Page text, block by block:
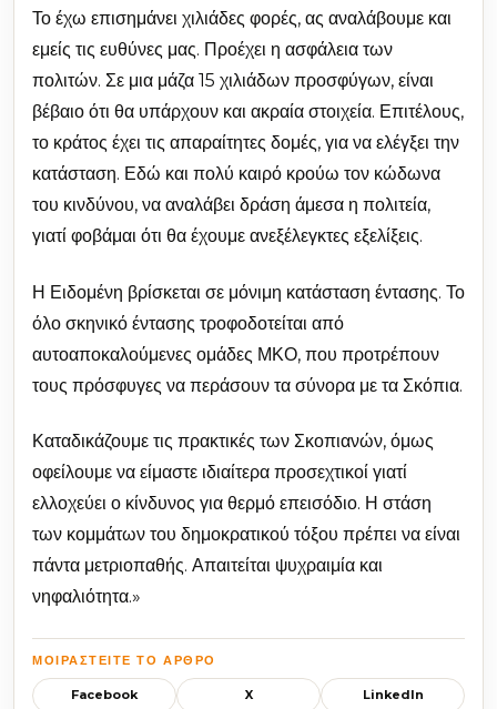
Το έχω επισημάνει χιλιάδες φορές, ας αναλάβουμε και
εμείς τις ευθύνες μας. Προέχει η ασφάλεια των
πολιτών. Σε μια μάζα 15 χιλιάδων προσφύγων, είναι
βέβαιο ότι θα υπάρχουν και ακραία στοιχεία. Επιτέλους,
το κράτος έχει τις απαραίτητες δομές, για να ελέγξει την
κατάσταση. Εδώ και πολύ καιρό κρούω τον κώδωνα
του κινδύνου, να αναλάβει δράση άμεσα η πολιτεία,
γιατί φοβάμαι ότι θα έχουμε ανεξέλεγκτες εξελίξεις.
Η Ειδομένη βρίσκεται σε μόνιμη κατάσταση έντασης. Το
όλο σκηνικό έντασης τροφοδοτείται από
αυτοαποκαλούμενες ομάδες ΜΚΟ, που προτρέπουν
τους πρόσφυγες να περάσουν τα σύνορα με τα Σκόπια.
Καταδικάζουμε τις πρακτικές των Σκοπιανών, όμως
οφείλουμε να είμαστε ιδιαίτερα προσεχτικοί γιατί
ελλοχεύει ο κίνδυνος για θερμό επεισόδιο. Η στάση
των κομμάτων του δημοκρατικού τόξου πρέπει να είναι
πάντα μετριοπαθής. Απαιτείται ψυχραιμία και
νηφαλιότητα.»
ΜΟΙΡΑΣΤΕΊΤΕ ΤΟ ΆΡΘΡΟ
Facebook X LinkedIn